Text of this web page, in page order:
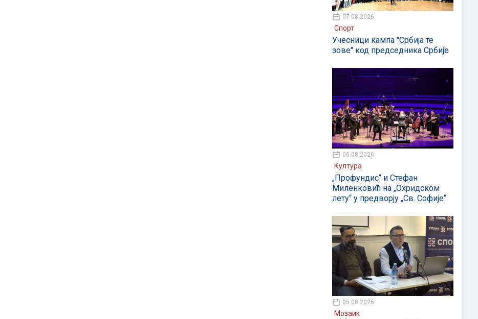
07.08.2026
Спорт
Учесници кампа "Србија те
зове" код председника Србије
06.08.2026
Култура
„Профундис“ и Стефан
Миленковић на „Охридском
лету“ у предворју „Св. Софије“
05.08.2026
Мозаик